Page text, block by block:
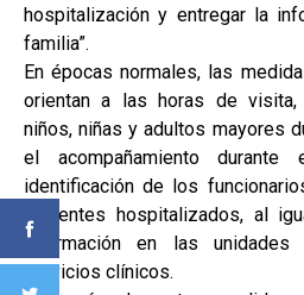
hospitalización y entregar la
familia”.
En épocas normales, las
orientan a las horas de visita,
niños, niñas y adultos mayores
el acompañamiento
identificación de los
pacientes hospitalizados, al
información en las
servicios clínicos.